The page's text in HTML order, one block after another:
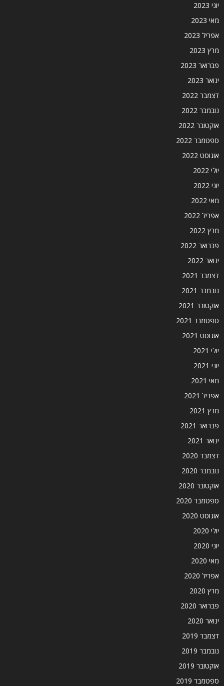
יוני 2023
מאי 2023
אפריל 2023
מרץ 2023
פברואר 2023
ינואר 2023
דצמבר 2022
נובמבר 2022
אוקטובר 2022
ספטמבר 2022
אוגוסט 2022
יולי 2022
יוני 2022
מאי 2022
אפריל 2022
מרץ 2022
פברואר 2022
ינואר 2022
דצמבר 2021
נובמבר 2021
אוקטובר 2021
ספטמבר 2021
אוגוסט 2021
יולי 2021
יוני 2021
מאי 2021
אפריל 2021
מרץ 2021
פברואר 2021
ינואר 2021
דצמבר 2020
נובמבר 2020
אוקטובר 2020
ספטמבר 2020
אוגוסט 2020
יולי 2020
יוני 2020
מאי 2020
אפריל 2020
מרץ 2020
פברואר 2020
ינואר 2020
דצמבר 2019
נובמבר 2019
אוקטובר 2019
ספטמבר 2019